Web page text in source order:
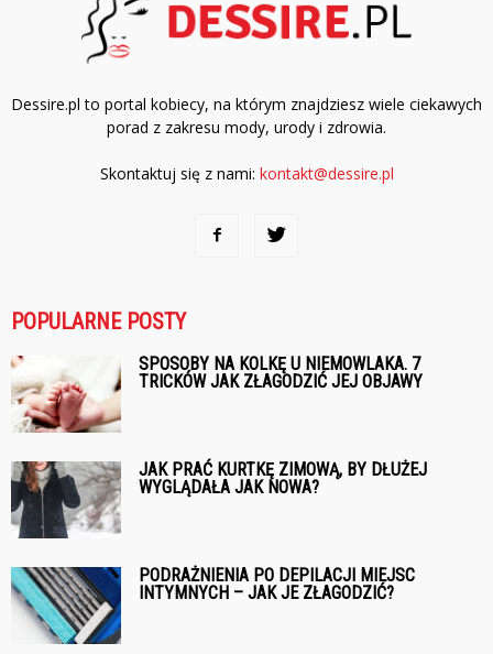
Dessire.pl to portal kobiecy, na którym znajdziesz wiele ciekawych
porad z zakresu mody, urody i zdrowia.
Skontaktuj się z nami: kontakt@dessire.pl
POPULARNE POSTY
SPOSOBY NA KOLKĘ U NIEMOWLAKA. 7
TRICKÓW JAK ZŁAGODZIĆ JEJ OBJAWY
JAK PRAĆ KURTKĘ ZIMOWĄ, BY DŁUŻEJ
WYGLĄDAŁA JAK NOWA?
PODRAŻNIENIA PO DEPILACJI MIEJSC
INTYMNYCH – JAK JE ZŁAGODZIĆ?